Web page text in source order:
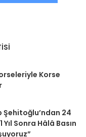
Korse
Şehitoğlu’ndan 24
Yıl Sonra Hâlâ Basın